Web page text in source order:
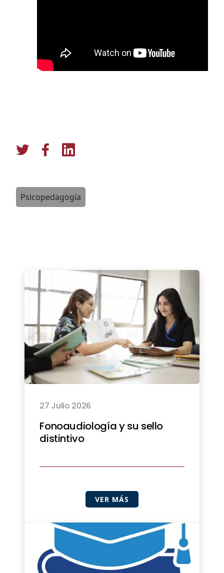
Psicopedagogía
27 Julio 2026
Fonoaudiología y su sello
distintivo
VER MÁS